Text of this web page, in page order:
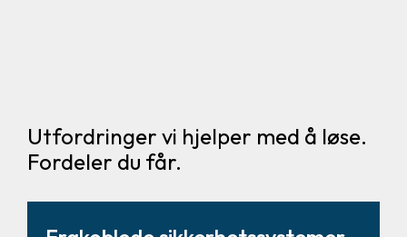
Utfordringer vi hjelper med å løse.
Fordeler du får.